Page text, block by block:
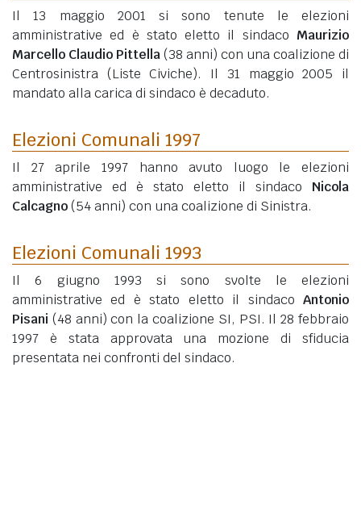
Il 13 maggio 2001 si sono tenute le elezioni
amministrative ed è stato eletto il sindaco Maurizio
Marcello Claudio Pittella(38 anni) con una coalizione di
Centrosinistra (Liste Civiche). Il 31 maggio 2005 il
mandato alla carica di sindaco è decaduto.
Elezioni Comunali 1997
Il 27 aprile 1997 hanno avuto luogo le elezioni
amministrative ed è stato eletto il sindaco Nicola
Calcagno(54 anni) con una coalizione di Sinistra.
Elezioni Comunali 1993
Il 6 giugno 1993 si sono svolte le elezioni
amministrative ed è stato eletto il sindaco Antonio
Pisani (48 anni) con la coalizione SI, PSI. Il 28 febbraio
1997 è stata approvata una mozione di sfiducia
presentata nei confronti del sindaco.